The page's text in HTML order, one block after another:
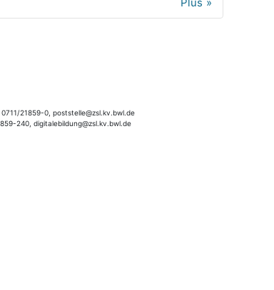
21859-0, poststelle@zsl.kv.bwl.de
240, digitalebildung@zsl.kv.bwl.de